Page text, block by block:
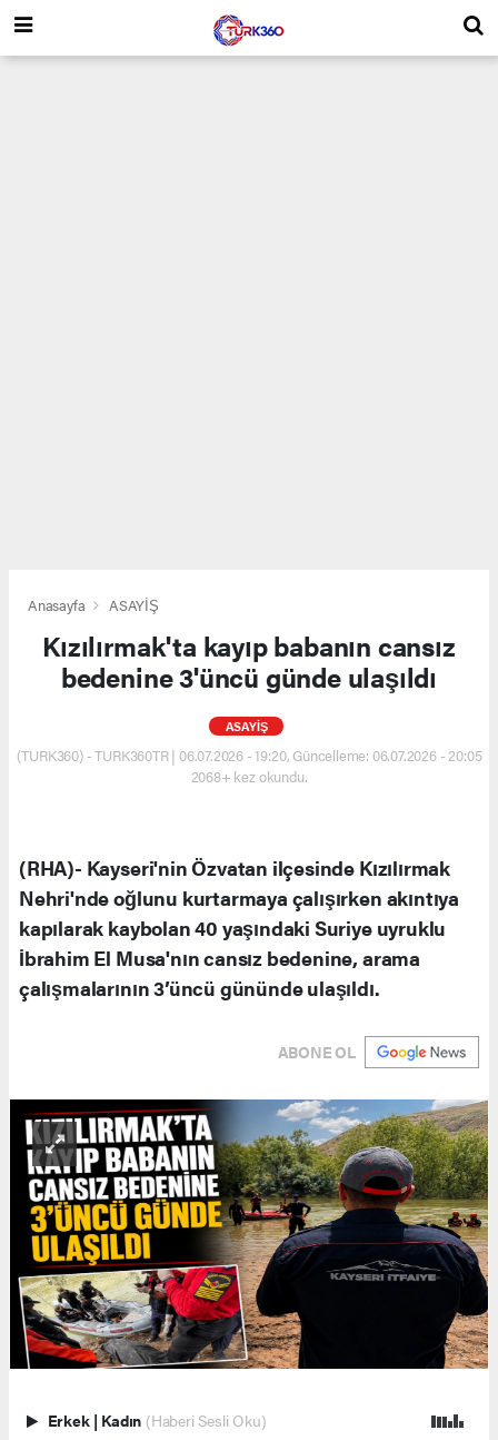
Anasayfa ASAYİŞ
Kızılırmak'ta kayıp babanın cansız
bedenine 3'üncü günde ulaşıldı
ASAYİŞ
(TURK360) - TURK360TR | 06.07.2026 - 19:20, Güncelleme: 06.07.2026 - 20:05
2068+ kez okundu.
(RHA)- Kayseri'nin Özvatan ilçesinde Kızılırmak
Nehri'nde oğlunu kurtarmaya çalışırken akıntıya
kapılarak kaybolan 40 yaşındaki Suriye uyruklu
İbrahim El Musa'nın cansız bedenine, arama
çalışmalarının 3’üncü gününde ulaşıldı.
ABONE OL
Erkek | Kadın (Haberi Sesli Oku)